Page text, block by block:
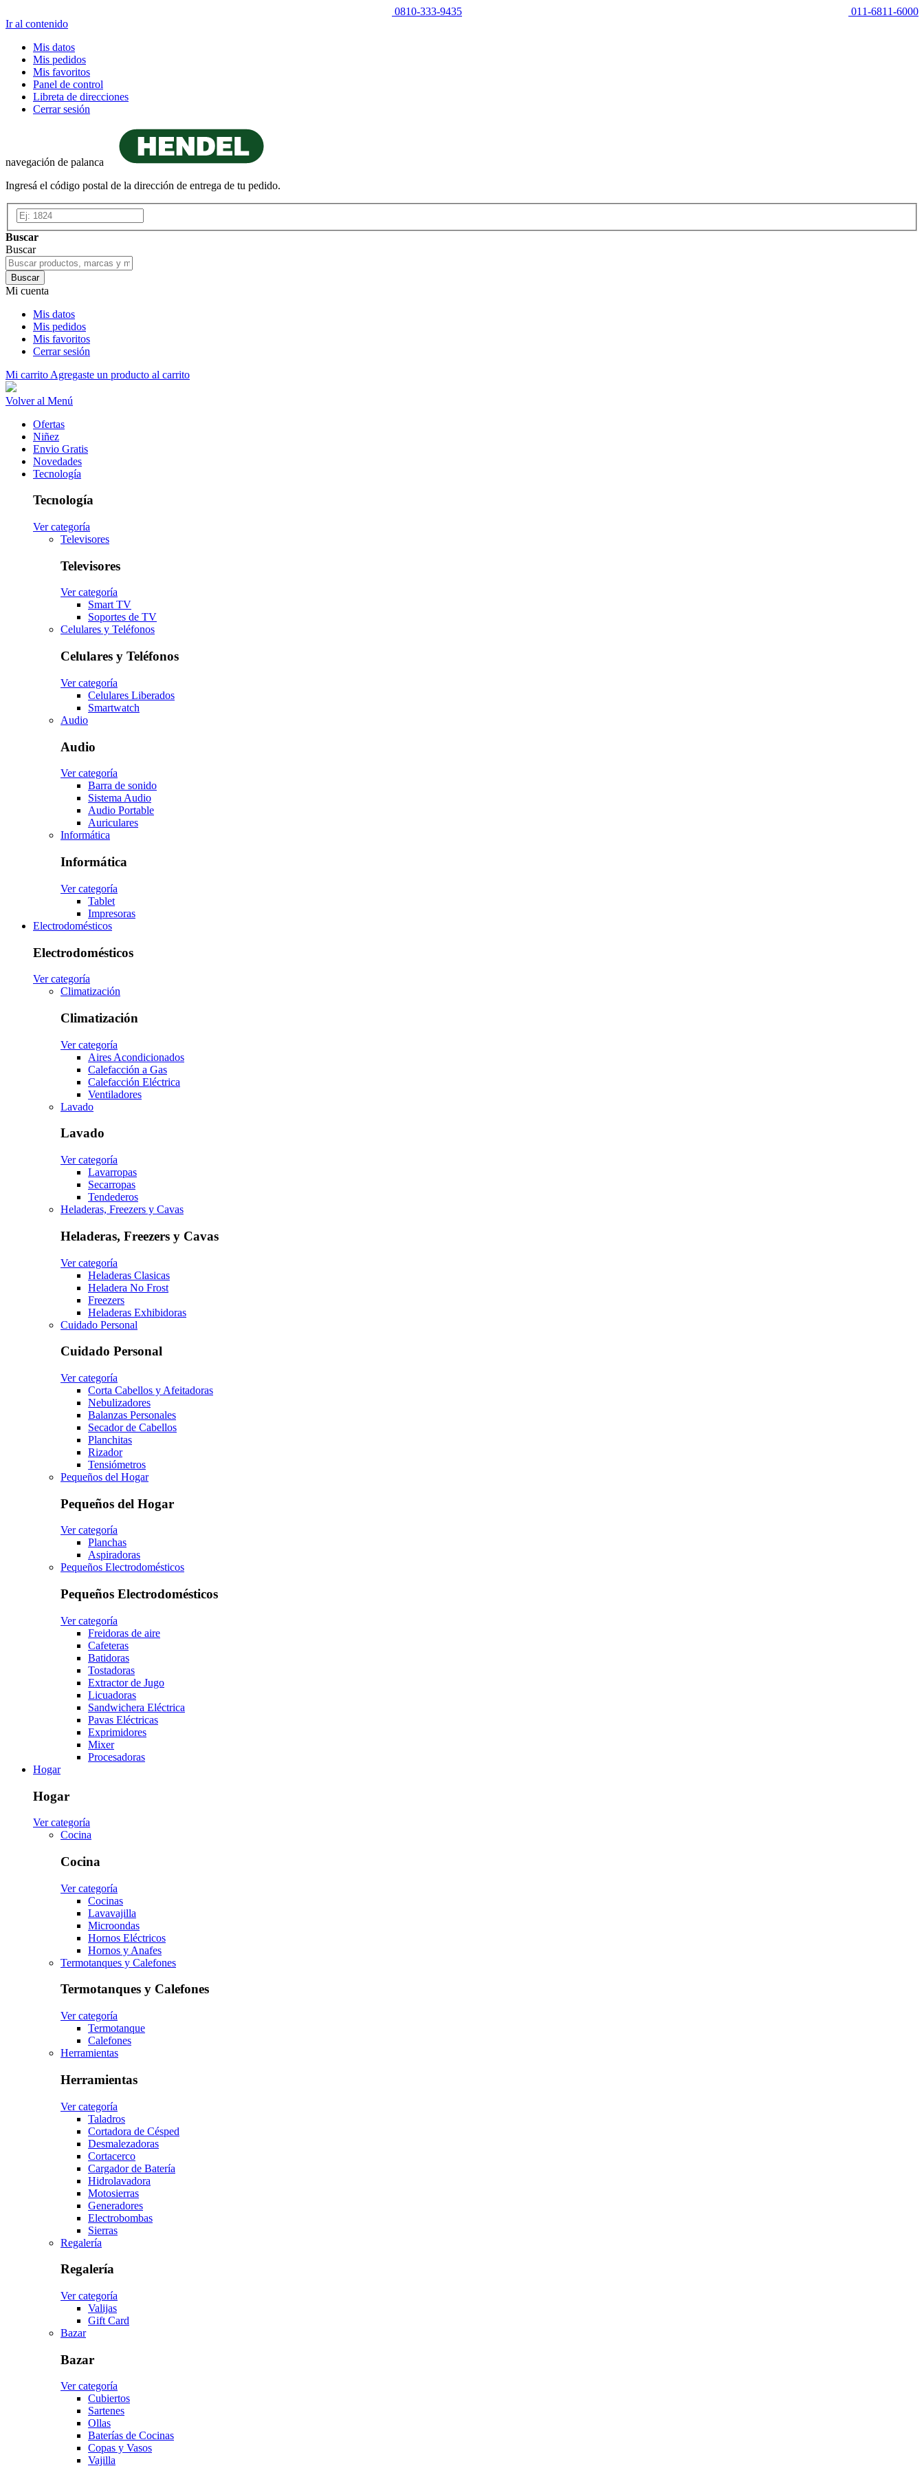
0810-333-9435
011-6811-6000
Ir al contenido
Mis datos
Mis pedidos
Mis favoritos
Panel de control
Libreta de direcciones
Cerrar sesión
navegación de palanca
Ingresá el código postal de la dirección de entrega de tu pedido.
Buscar
Buscar
Buscar
Mi cuenta
Mis datos
Mis pedidos
Mis favoritos
Cerrar sesión
Mi carrito Agregaste un producto al carrito
Volver al Menú
Ofertas
Niñez
Envio Gratis
Novedades
Tecnología
Tecnología
Ver categoría
Televisores
Televisores
Ver categoría
Smart TV
Soportes de TV
Celulares y Teléfonos
Celulares y Teléfonos
Ver categoría
Celulares Liberados
Smartwatch
Audio
Audio
Ver categoría
Barra de sonido
Sistema Audio
Audio Portable
Auriculares
Informática
Informática
Ver categoría
Tablet
Impresoras
Electrodomésticos
Electrodomésticos
Ver categoría
Climatización
Climatización
Ver categoría
Aires Acondicionados
Calefacción a Gas
Calefacción Eléctrica
Ventiladores
Lavado
Lavado
Ver categoría
Lavarropas
Secarropas
Tendederos
Heladeras, Freezers y Cavas
Heladeras, Freezers y Cavas
Ver categoría
Heladeras Clasicas
Heladera No Frost
Freezers
Heladeras Exhibidoras
Cuidado Personal
Cuidado Personal
Ver categoría
Corta Cabellos y Afeitadoras
Nebulizadores
Balanzas Personales
Secador de Cabellos
Planchitas
Rizador
Tensiómetros
Pequeños del Hogar
Pequeños del Hogar
Ver categoría
Planchas
Aspiradoras
Pequeños Electrodomésticos
Pequeños Electrodomésticos
Ver categoría
Freidoras de aire
Cafeteras
Batidoras
Tostadoras
Extractor de Jugo
Licuadoras
Sandwichera Eléctrica
Pavas Eléctricas
Exprimidores
Mixer
Procesadoras
Hogar
Hogar
Ver categoría
Cocina
Cocina
Ver categoría
Cocinas
Lavavajilla
Microondas
Hornos Eléctricos
Hornos y Anafes
Termotanques y Calefones
Termotanques y Calefones
Ver categoría
Termotanque
Calefones
Herramientas
Herramientas
Ver categoría
Taladros
Cortadora de Césped
Desmalezadoras
Cortacerco
Cargador de Batería
Hidrolavadora
Motosierras
Generadores
Electrobombas
Sierras
Regalería
Regalería
Ver categoría
Valijas
Gift Card
Bazar
Bazar
Ver categoría
Cubiertos
Sartenes
Ollas
Baterías de Cocinas
Copas y Vasos
Vajilla